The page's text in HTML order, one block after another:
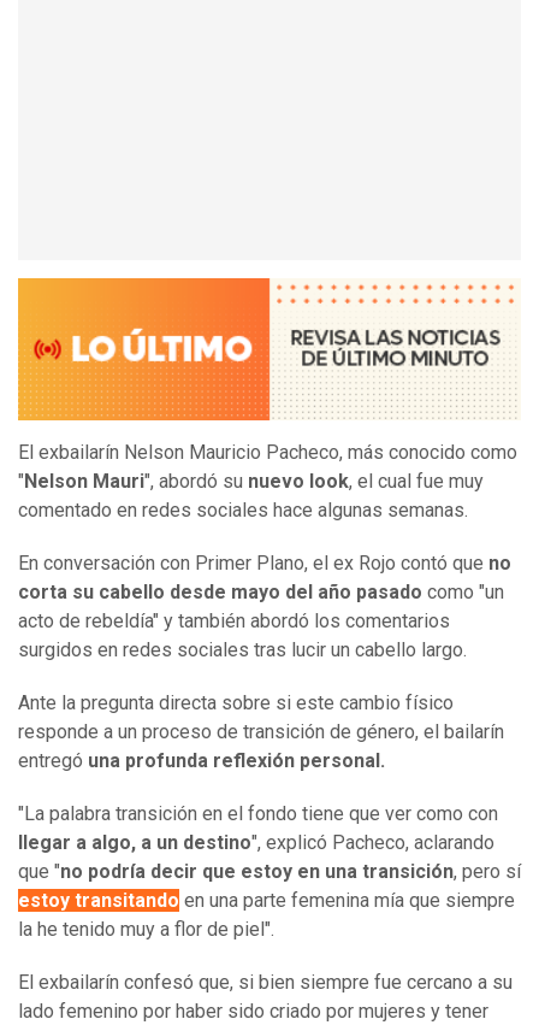
El exbailarín Nelson Mauricio Pacheco, más conocido como
" Nelson Mauri", abordó su nuevo look, el cual fue muy
comentado en redes sociales hace algunas semanas.
En conversación con Primer Plano, el ex Rojo contó que no
corta su cabello desde mayo del año pasado como "un
acto de rebeldía" y también abordó los comentarios
surgidos en redes sociales tras lucir un cabello largo.
Ante la pregunta directa sobre si este cambio físico
responde a un proceso de transición de género, el bailarín
entregó una profunda reflexión personal.
"La palabra transición en el fondo tiene que ver como con
llegar a algo, a un destino", explicó Pacheco, aclarando
que "no podría decir que estoy en una transición, pero sí
estoy transitando en una parte femenina mía que siempre
la he tenido muy a flor de piel".
El exbailarín confesó que, si bien siempre fue cercano a su
lado femenino por haber sido criado por mujeres y tener